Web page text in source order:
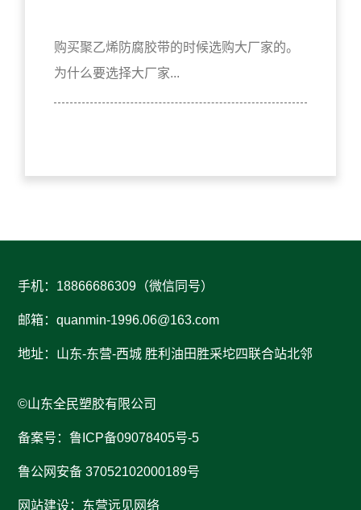
购买聚乙烯防腐胶带的时候选购大厂家的。
为什么要选择大厂家...
手机：18866686309（微信同号）
邮箱：quanmin-1996.06@163.com
地址：山东-东营-西城 胜利油田胜采坨四联合站北邻
©山东全民塑胶有限公司
备案号：鲁ICP备09078405号-5
鲁公网安备 37052102000189号
网站建设：东营远见网络